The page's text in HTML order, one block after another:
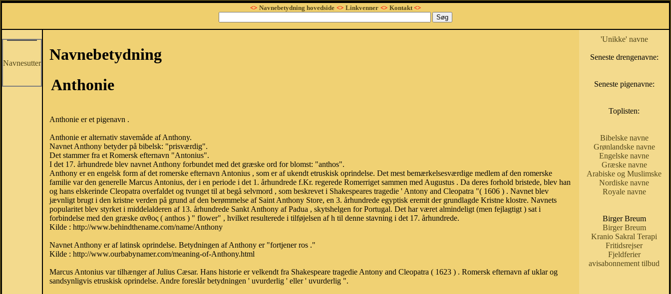
<> Navnebetydning hovedside <> Linkvenner <> Kontakt<>
Navnesutter
Navnebetydning
Anthonie
Anthonie er et pigenavn .
Anthonie er alternativ stavemåde af Anthony.
Navnet Anthony betyder på bibelsk: "prisværdig".
Det stammer fra et Romersk efternavn "Antonius".
I det 17. århundrede blev navnet Anthony forbundet med det græske ord for blomst: "anthos".
Anthony er en engelsk form af det romerske efternavn Antonius , som er af ukendt etruskisk oprindelse. Det mest bemærkelsesværdige medlem af den romerske
familie var den generelle Marcus Antonius, der i en periode i det 1. århundrede f.Kr. regerede Romerriget sammen med Augustus . Da deres forhold bristede, blev han
og hans elskerinde Cleopatra overfaldet og tvunget til at begå selvmord , som beskrevet i Shakespeares tragedie ' Antony and Cleopatra "( 1606 ) . Navnet blev
jævnligt brugt i den kristne verden på grund af den berømmelse af Saint Anthony Store, en 3. århundrede egyptisk eremit der grundlagde Kristne klostre. Navnets
popularitet blev styrket i middelalderen af ​​13. århundrede Sankt Anthony af Padua , skytshelgen for Portugal. Det har været almindeligt (men fejlagtigt ) sat i
forbindelse med den græske ανθος ( anthos ) " flower" , hvilket resulterede i tilføjelsen af ​​h til denne stavning i det 17. århundrede.
Kilde : http://www.behindthename.com/name/Anthony
Navnet Anthony er af latinsk oprindelse. Betydningen af ​​Anthony er "fortjener ros ."
Kilde : http://www.ourbabynamer.com/meaning-of-Anthony.html
Marcus Antonius var tilhænger af ​​Julius Cæsar. Hans historie er velkendt fra Shakespeare tragedie Antony and Cleopatra ( 1623 ) . Romersk efternavn af uklar og
sandsynligvis etruskisk oprindelse. Andre foreslår betydningen ' uvurderlig ' eller ' uvurderlig ".
'Unikke' navne
Seneste drengenavne:
Seneste pigenavne:
Toplisten:
Bibelske navne
Grønlandske navne
Engelske navne
Græske navne
Arabiske og Muslimske
Nordiske navne
Royale navne
Birger Breum
Birger Breum
Kranio Sakral Terapi
Fritidsrejser
Fjeldferier
avisabonnement tilbud